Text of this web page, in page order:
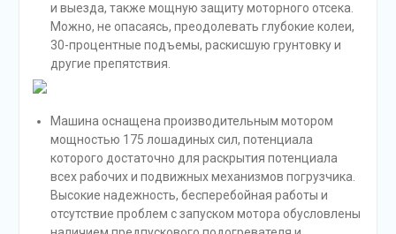
и выезда, также мощную защиту моторного отсека.
Можно, не опасаясь, преодолевать глубокие колеи,
30-процентные подъемы, раскисшую грунтовку и
другие препятствия.
Машина оснащена производительным мотором
мощностью 175 лошадиных сил, потенциала
которого достаточно для раскрытия потенциала
всех рабочих и подвижных механизмов погрузчика.
Высокие надежность, бесперебойная работы и
отсутствие проблем с запуском мотора обусловлены